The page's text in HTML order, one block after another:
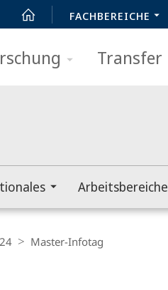
FACHBEREICHE
Transfer
Arbeitsbereiche
Master-Infotag